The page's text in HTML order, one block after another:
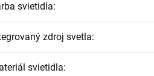
svietidla:
zdroj svetla:
svietidla: